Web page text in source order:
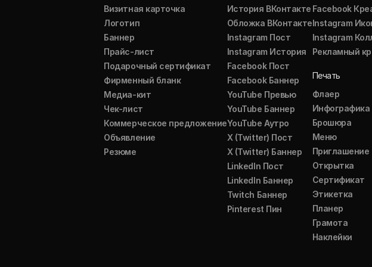
Визитная карточка
Логотип
Баннер
Прайс-лист
Подарочный сертификат
Фирменный бланк
Медиа-кит
Чек-лист
Коммерческое предложение
Объявление
Резюме
История ВКонтакте
Обложка ВКонтакте
Instagram Пост
Instagram История
Facebook Пост
Facebook Баннер
YouTube Превью
YouTube Баннер
YouTube Аутро
X (Twitter) Пост
X (Twitter) Баннер
LinkedIn Пост
LinkedIn Баннер
Twitch Баннер
Pinterest Пин
Facebook
Instagram
Instagram
Рекламный
Печать
Флаер
Инфографика
Брошюра
Меню
Приглашение
Открытка
Сертификат
Этикетка
Планер
Грамота
Наклейки